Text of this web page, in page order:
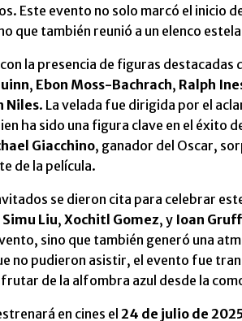
Este evento no solo marcó el inicio
que también reunió a un elenco
la presencia de figuras destacadas
, Ebon Moss-Bachrach, Ralph
Niles. La velada fue dirigida por el
ha sido una figura clave en el éxito
Giacchino, ganador del Oscar,
de la película.
se dieron cita para celebrar
Simu Liu, Xochitl Gomez, y Ioan
sino que también generó una
no pudieron asistir, el evento fue
de la alfombra azul desde la
en cines el 24 de julio de